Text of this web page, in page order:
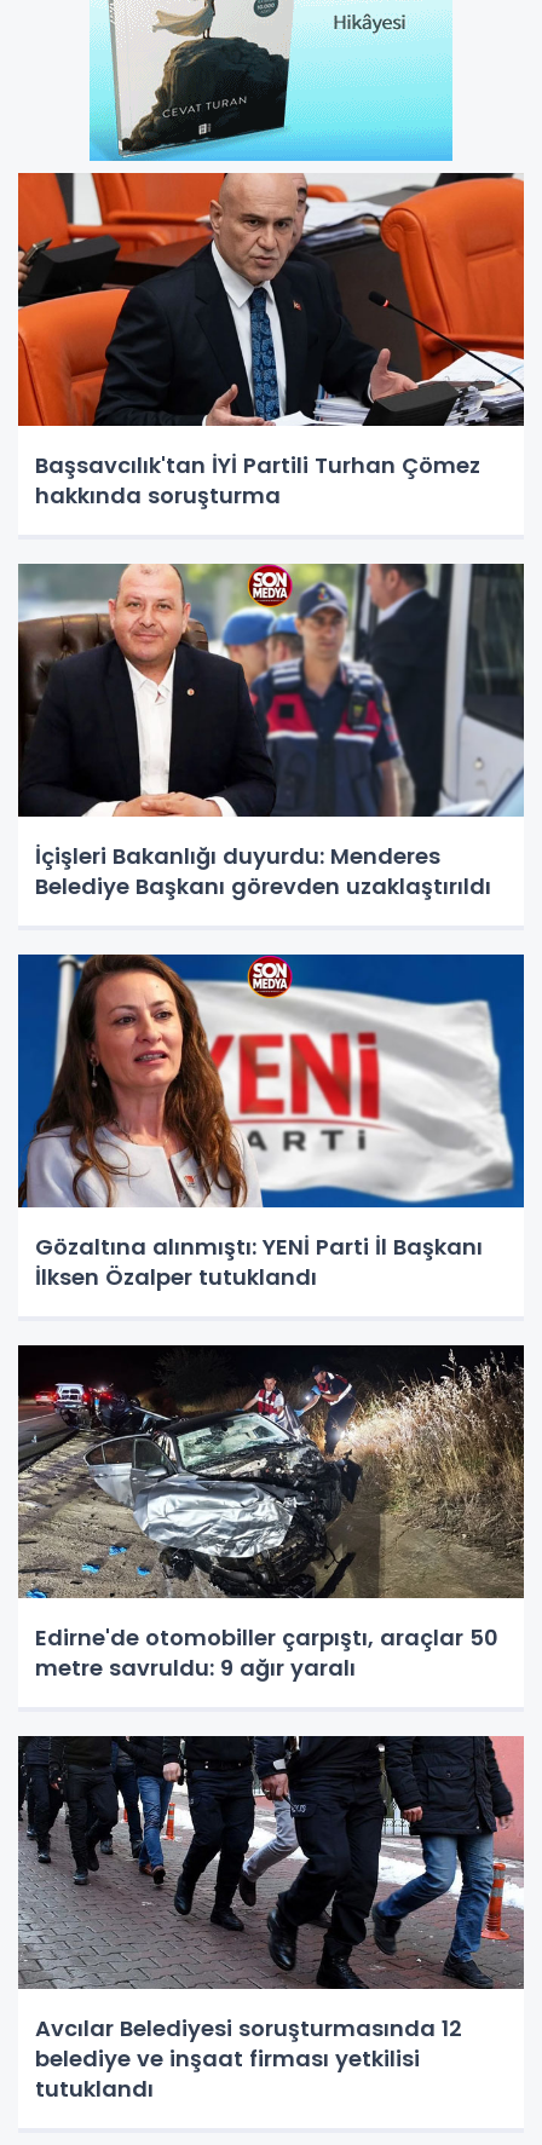
Başsavcılık'tan İYİ Partili Turhan Çömez
hakkında soruşturma
İçişleri Bakanlığı duyurdu: Menderes
Belediye Başkanı görevden uzaklaştırıldı
Gözaltına alınmıştı: YENİ Parti İl Başkanı
İlksen Özalper tutuklandı
Edirne'de otomobiller çarpıştı, araçlar 50
metre savruldu: 9 ağır yaralı
Avcılar Belediyesi soruşturmasında 12
belediye ve inşaat firması yetkilisi
tutuklandı